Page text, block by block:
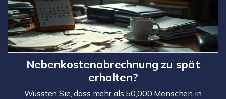
Nebenkostenabrechnung zu spät
erhalten?
Wussten Sie, dass mehr als 50,000 Menschen in